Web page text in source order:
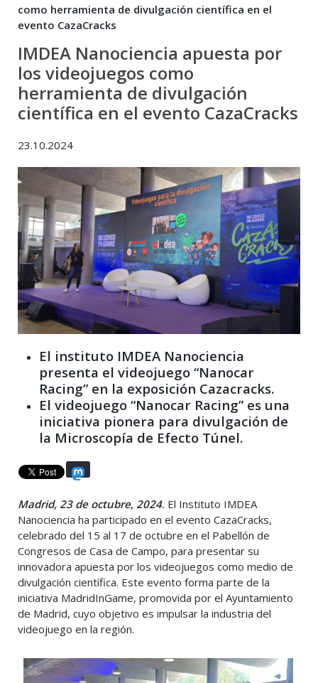
como herramienta de divulgación científica en el
evento CazaCracks
IMDEA Nanociencia apuesta por
los videojuegos como
herramienta de divulgación
científica en el evento CazaCracks
23.10.2024
El instituto IMDEA Nanociencia
presenta el videojuego “Nanocar
Racing” en la exposición Cazacracks.
El videojuego “Nanocar Racing” es una
iniciativa pionera para divulgación de
la Microscopía de Efecto Túnel.
Madrid, 23 de octubre, 2024. El Instituto IMDEA
Nanociencia ha participado en el evento CazaCracks,
celebrado del 15 al 17 de octubre en el Pabellón de
Congresos de Casa de Campo, para presentar su
innovadora apuesta por los videojuegos como medio de
divulgación científica. Este evento forma parte de la
iniciativa MadridInGame, promovida por el Ayuntamiento
de Madrid, cuyo objetivo es impulsar la industria del
videojuego en la región.